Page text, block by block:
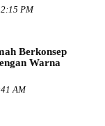
PM
Berkonsep
Warna
AM